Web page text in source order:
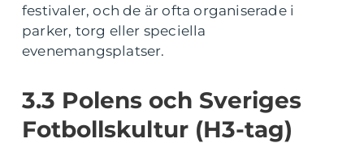
festivaler, och de är ofta organiserade i
parker, torg eller speciella
evenemangsplatser.
3.3 Polens och Sveriges
Fotbollskultur (H3-tag)